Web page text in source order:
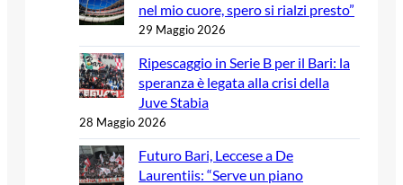
nel mio cuore, spero si rialzi presto”
29 Maggio 2026
Ripescaggio in Serie B per il Bari: la
speranza è legata alla crisi della
Juve Stabia
28 Maggio 2026
Futuro Bari, Leccese a De
Laurentiis: “Serve un piano